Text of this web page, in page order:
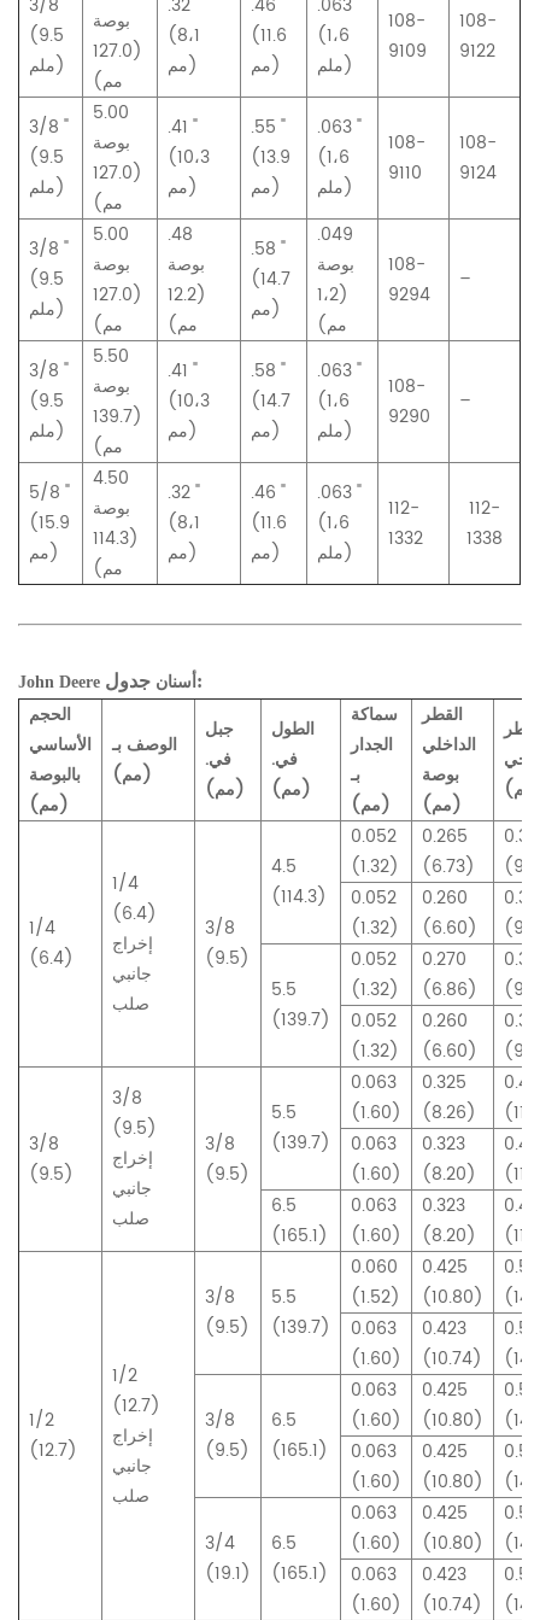
(9.5
ملم)
بوصة
(127.0
مم)
(8،1
مم)
(11.6
مم)
(1،6
ملم)
108-
9109
108-
9122
3/8 "
(9.5
ملم)
5.00
بوصة
(127.0
مم)
.41 "
(10،3
مم)
.55 "
(13.9
مم)
.063 "
(1،6
ملم)
108-
9110
108-
9124
3/8 "
(9.5
ملم)
5.00
بوصة
(127.0
مم)
.48
بوصة
(12.2
مم)
.58 "
(14.7
مم)
.049
بوصة
(1،2
مم)
108-
9294
–
3/8 "
(9.5
ملم)
5.50
بوصة
(139.7
مم)
.41 "
(10،3
مم)
.58 "
(14.7
مم)
.063 "
(1،6
ملم)
108-
9290
–
5/8 "
(15.9
مم)
4.50
بوصة
(114.3
مم)
.32 "
(8،1
مم)
.46 "
(11.6
مم)
.063 "
(1،6
ملم)
112-
1332
112-
1338
John Deere أسنان جدول:
الحجم
الأساسي
بالبوصة
(مم)
الوصف بـ
(مم)
جبل
في.
(مم)
الطول
في.
(مم)
سماكة
الجدار
بـ
(مم)
القطر
الداخلي
بوصة
(مم)
1/4
(6.4)
1/4
(6.4)
إخراج
جانبي
صلب
3/8
(9.5)
4.5
(114.3)
0.052
(1.32)
0.265
(6.73)
0.052
(1.32)
0.260
(6.60)
5.5
(139.7)
0.052
(1.32)
0.270
(6.86)
0.052
(1.32)
0.260
(6.60)
3/8
(9.5)
3/8
(9.5)
إخراج
جانبي
صلب
3/8
(9.5)
5.5
(139.7)
0.063
(1.60)
0.325
(8.26)
0.063
(1.60)
0.323
(8.20)
6.5
(165.1)
0.063
(1.60)
0.323
(8.20)
1/2
(12.7)
1/2
(12.7)
إخراج
جانبي
صلب
3/8
(9.5)
5.5
(139.7)
0.060
(1.52)
0.425
(10.80)
0.063
(1.60)
0.423
(10.74)
3/8
(9.5)
6.5
(165.1)
0.063
(1.60)
0.425
(10.80)
0.063
(1.60)
0.425
(10.80)
3/4
(19.1)
6.5
(165.1)
0.063
(1.60)
0.425
(10.80)
0.063
(1.60)
0.423
(10.74)